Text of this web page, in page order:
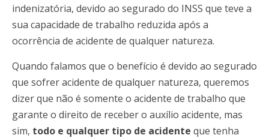
indenizatória, devido ao segurado do INSS que teve a
sua capacidade de trabalho reduzida após a
ocorrência de acidente de qualquer natureza.
Quando falamos que o benefício é devido ao segurado
que sofrer acidente de qualquer natureza, queremos
dizer que não é somente o acidente de trabalho que
garante o direito de receber o auxílio acidente, mas
sim, todo e qualquer tipo de acidente que tenha